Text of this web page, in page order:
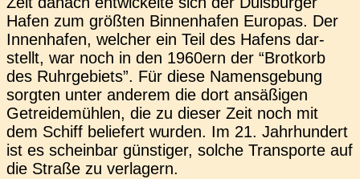
Hafen zum größ­ten Bin­nen­ha­fen Euro­pas. Der
Innen­ha­fen, wel­cher ein Teil des Hafens dar­
stellt, war noch in den 1960ern der “Brot­korb
des Ruhr­ge­biets”. Für diese Namens­ge­bung
sorg­ten unter ande­rem die dort ansä­ßi­gen
Getrei­de­müh­len, die zu dieser Zeit noch mit
dem Schiff belie­fert wurden. Im 21. Jahr­hun­dert
ist es schein­bar güns­ti­ger, solche Trans­por­te auf
die Straße zu verlagern.